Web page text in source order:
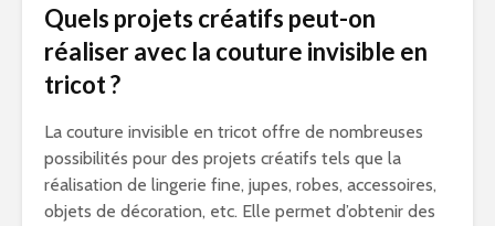
Quels projets créatifs peut-on
réaliser avec la couture invisible en
tricot ?
La couture invisible en tricot offre de nombreuses
possibilités pour des projets créatifs tels que la
réalisation de lingerie fine, jupes, robes, accessoires,
objets de décoration, etc. Elle permet d’obtenir des